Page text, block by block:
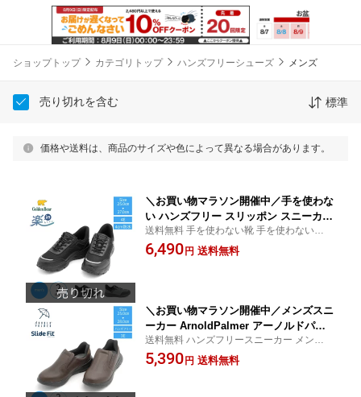
ショップトップ カテゴリトップ ハンズフリーシューズ メンズ
売り切れを含む 標準
価格や送料は、商品のサイズや色によって異なる場合があります。
＼お買い物マラソン開催中／手を使わな
い ハンズフリー スリッポン スニーカー
メンズスニーカー メンズ GoldenBear
ゴールデンベア 楽in らくイン GB-286 4
送料無料 手を使わない靴 手を使わないでは
く ハンズフリー 靴 スニーカー 25cm 25.5c
m 26cm 26.5cm 27cm
6,490 円 送料無料
＼お買い物マラソン開催中／メンズスニ
ーカー ArnoldPalmer アーノルドパー
マー スニーカー AP0060 ハンズフリー
スニーカー 3e ハンズフリーシューズ ハ
送料無料 ハンズフリースニーカー メンズ
手を使わず履ける 靴 スニーカー 25.0cm 2
6.0cm 27.0cm 28.0cm
5,390 円 送料無料